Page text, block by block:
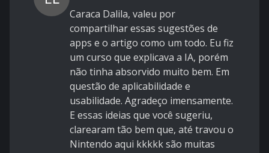
Caraca Dalila, valeu por
compartilhar essas sugestões de
apps e o artigo como um todo. Eu fiz
um curso que explicava a IA, porém
não tinha absorvido muito bem. Em
questão de aplicabilidade e
usabilidade. Agradeço imensamente.
E essas ideias que você sugeriu,
clarearam tão bem que, até travou o
Nintendo aqui kkkkk são muitas